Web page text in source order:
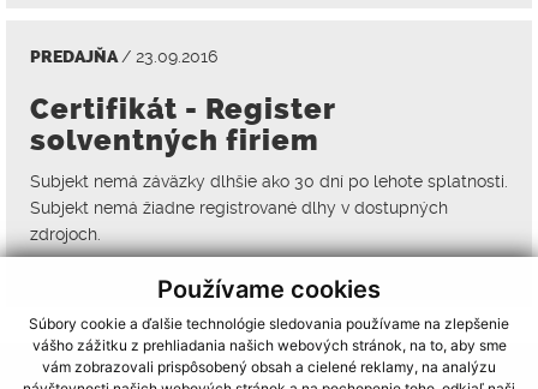
Používame cookies
Súbory cookie a ďalšie technológie sledovania používame na zlepšenie
vášho zážitku z prehliadania našich webových stránok, na to, aby sme
vám zobrazovali prispôsobený obsah a cielené reklamy, na analýzu
PREDAJŇA/ 23.09.2016
Certifikát - Register
solventných firiem
Subjekt nemá záväzky dlhšie ako 30 dní po lehote splatnosti.
Subjekt nemá žiadne registrované dlhy v dostupných
zdrojoch.